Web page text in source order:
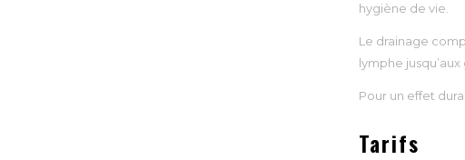
hygiène de vie.
Le drainage
lymphe
Pour un effet
Tarifs